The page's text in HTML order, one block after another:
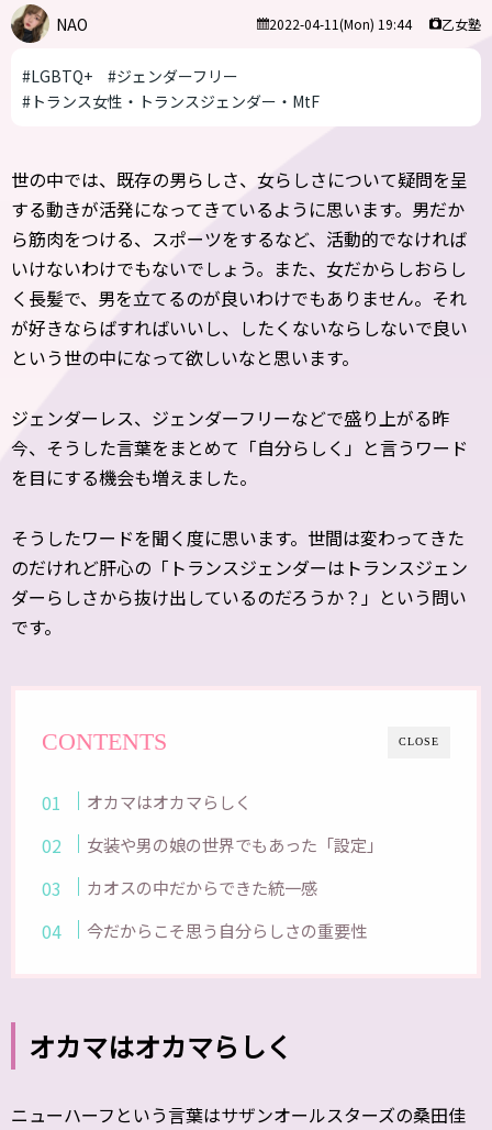
NAO 2022-04-11(Mon) 19:44 乙女塾
#LGBTQ+
#ジェンダーフリー
#トランス女性・トランスジェンダー・MtF
世の中では、既存の男らしさ、女らしさについて疑問を呈
する動きが活発になってきているように思います。男だか
ら筋肉をつける、スポーツをするなど、活動的でなければ
いけないわけでもないでしょう。また、女だからしおらし
く長髪で、男を立てるのが良いわけでもありません。それ
が好きならばすればいいし、したくないならしないで良い
という世の中になって欲しいなと思います。
ジェンダーレス、ジェンダーフリーなどで盛り上がる昨
今、そうした言葉をまとめて「自分らしく」と言うワード
を目にする機会も増えました。
そうしたワードを聞く度に思います。世間は変わってきた
のだけれど肝心の「トランスジェンダーはトランスジェン
ダーらしさから抜け出しているのだろうか？」という問い
です。
CLOSE
CONTENTS
オカマはオカマらしく
女装や男の娘の世界でもあった「設定」
カオスの中だからできた統一感
今だからこそ思う自分らしさの重要性
オカマはオカマらしく
ニューハーフという言葉はサザンオールスターズの桑田佳